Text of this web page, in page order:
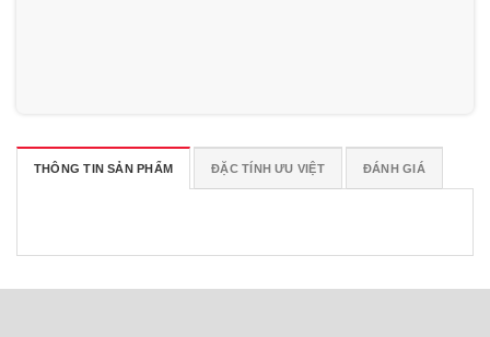
THÔNG TIN SẢN PHẨM ĐẶC TÍNH ƯU VIỆT ĐÁNH GIÁ